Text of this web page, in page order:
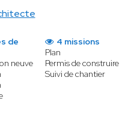
de
neuve
4 missions
Plan
Permis de construire
Suivi de chantier